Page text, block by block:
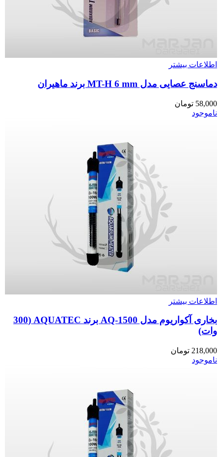
اطلاعات بیشتر
دماسنج عصایی مدل MT-H 6 mm برند ماهیران
58,000 تومان
ناموجود
اطلاعات بیشتر
بخاری آکواریوم مدل AQ-1500 برند AQUATEC (300
وات)
218,000 تومان
ناموجود